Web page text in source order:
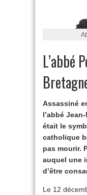
L’abbé
Assassiné
l’abbé
était le
catholique
pas mourir.
auquel une
d’être
Le 12